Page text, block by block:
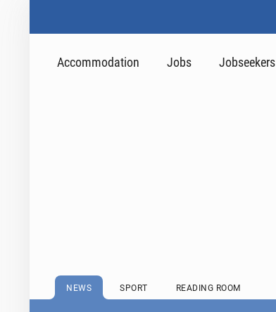
Accommodation Jobs Jobseekers
NEWS SPORT READING ROOM